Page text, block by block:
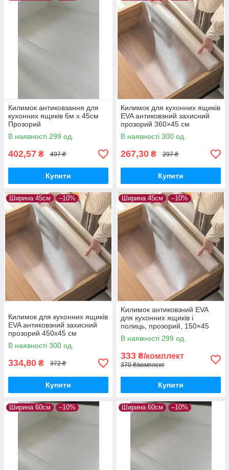
Килимок антиковзання для
кухонних ящиків 6м х 45см
Прозорий
В наявності 299 од.
402,57 ₴ 497 ₴
Купити
Килимок для кухонних ящиків
EVA антиковзний захисний
прозорий 360×45 см
В наявності 300 од.
267,30 ₴ 297 ₴
Купити
Ширина 45см –10%
Килимок для кухонних ящиків
EVA антиковзний захисний
прозорий 450х45 см
В наявності 300 од.
334,80 ₴ 372 ₴
Купити
Ширина 45см –10%
Kилимок антиковзний EVA
для кухонних ящиків і
полиць, прозорий, 150×45
см, 3 шт.
В наявності 299 од.
333 ₴/комплект
370 ₴/комплект
Купити
Ширина 60см –10% Ширина 60см –10%